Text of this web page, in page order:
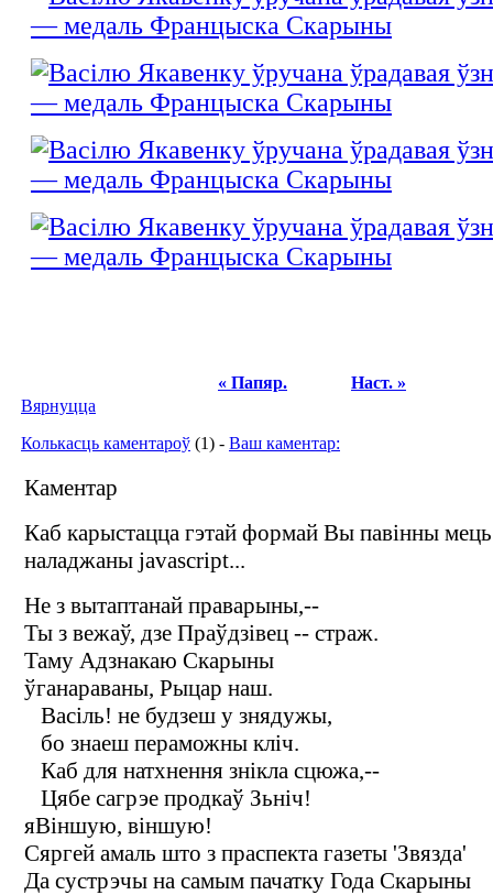
« Папяр.
Наст. »
Вярнуцца
Колькасць каментароў (1) - Ваш каментар:
Каментар
Каб карыстацца гэтай формай Вы павінны мець
наладжаны javascript...
Не з вытаптанай праварыны,--
Ты з вежаў, дзе Праўдзівец -- страж.
Таму Адзнакаю Скарыны
ўганараваны, Рыцар наш.
Васіль! не будзеш у знядужы,
бо знаеш пераможны кліч.
Каб для натхнення знікла сцюжа,--
Цябе сагрэе продкаў Зьніч!
яВіншую, віншую!
Сяргей амаль што з праспекта газеты 'Звязда'
Да сустрэчы на самым пачатку Года Скарыны